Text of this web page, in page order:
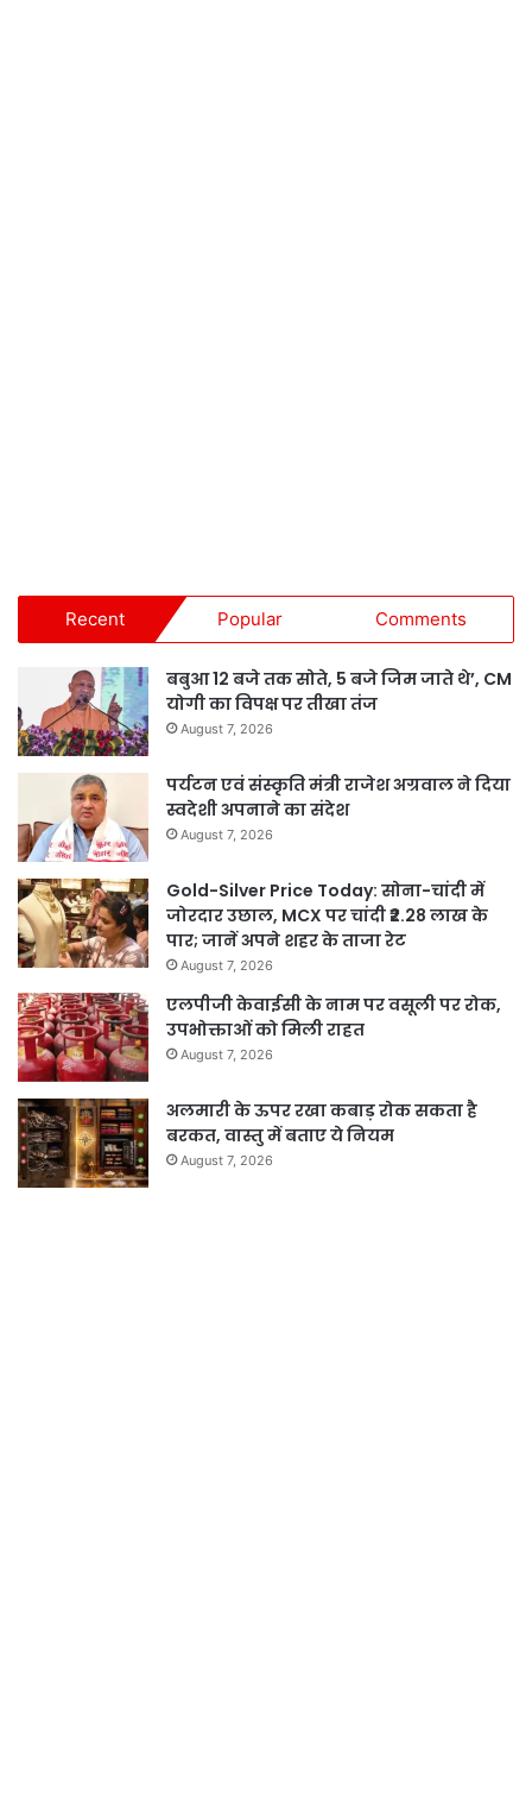
Recent Popular Comments
बबुआ 12 बजे तक सोते, 5 बजे जिम जाते थे’, CM
योगी का विपक्ष पर तीखा तंज
August 7, 2026
पर्यटन एवं संस्कृति मंत्री राजेश अग्रवाल ने दिया
स्वदेशी अपनाने का संदेश
August 7, 2026
Gold-Silver Price Today: सोना-चांदी में
जोरदार उछाल, MCX पर चांदी ₹2.28 लाख के
पार; जानें अपने शहर के ताजा रेट
August 7, 2026
एलपीजी केवाईसी के नाम पर वसूली पर रोक,
उपभोक्ताओं को मिली राहत
August 7, 2026
अलमारी के ऊपर रखा कबाड़ रोक सकता है
बरकत, वास्तु में बताए ये नियम
August 7, 2026